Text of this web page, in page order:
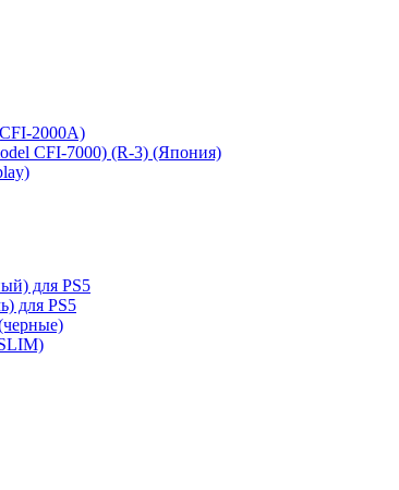
2000A)
CFI-7000) (R-3) (Япония)
для PS5
для PS5